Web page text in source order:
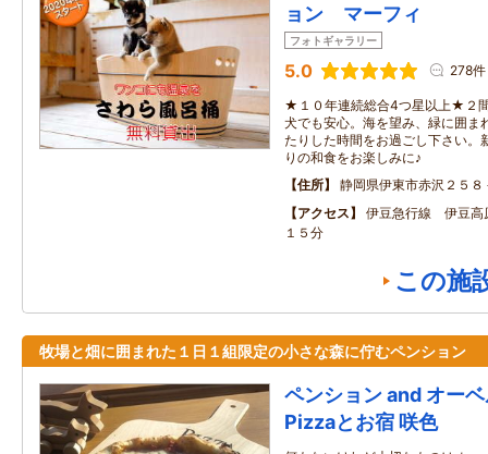
ョン マーフィ
フォトギャラリー
5.0 278件
★１０年連続総合4つ星以上★２
犬でも安心。海を望み、緑に囲ま
たりした時間をお過ごし下さい。
りの和食をお楽しみに♪
住所
静岡県伊東市赤沢２５８
アクセス
伊豆急行線 伊豆
１５分
この施
牧場と畑に囲まれた１日１組限定の小さな森に佇むペンション
ペンション and オー
Pizzaとお宿 咲色